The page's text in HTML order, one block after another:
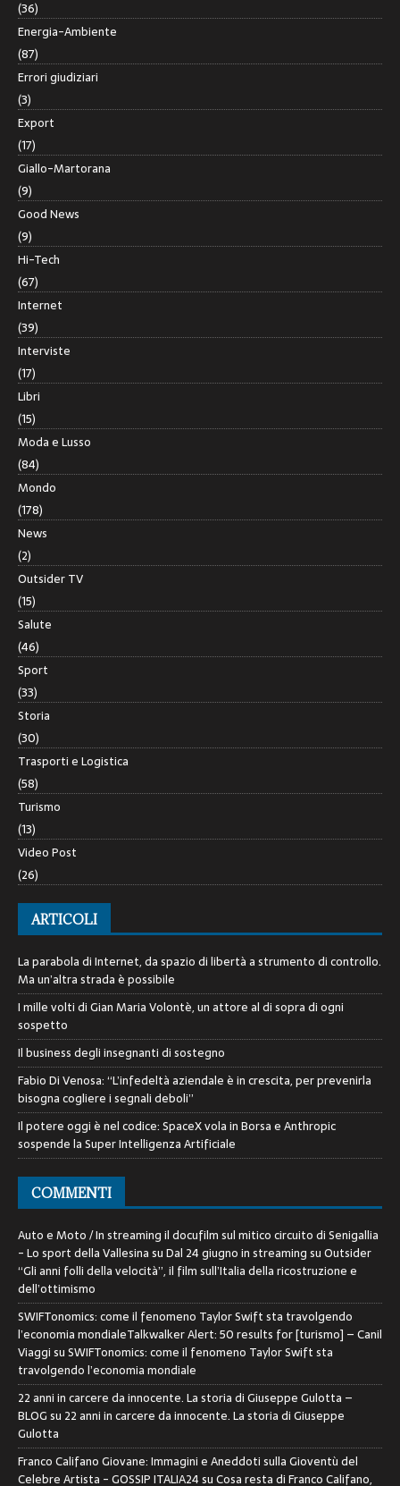
(36)
Energia-Ambiente
(87)
Errori giudiziari
(3)
Export
(17)
Giallo-Martorana
(9)
Good News
(9)
Hi-Tech
(67)
Internet
(39)
Interviste
(17)
Libri
(15)
Moda e Lusso
(84)
Mondo
(178)
News
(2)
Outsider TV
(15)
Salute
(46)
Sport
(33)
Storia
(30)
Trasporti e Logistica
(58)
Turismo
(13)
Video Post
(26)
ARTICOLI
La parabola di Internet, da spazio di libertà a strumento di controllo.
Ma un’altra strada è possibile
I mille volti di Gian Maria Volontè, un attore al di sopra di ogni
sospetto
Il business degli insegnanti di sostegno
Fabio Di Venosa: “L’infedeltà aziendale è in crescita, per prevenirla
bisogna cogliere i segnali deboli”
Il potere oggi è nel codice: SpaceX vola in Borsa e Anthropic
sospende la Super Intelligenza Artificiale
COMMENTI
Auto e Moto / In streaming il docufilm sul mitico circuito di Senigallia
- Lo sport della VallesinasuDal 24 giugno in streaming su Outsider
“Gli anni folli della velocità”, il film sull’Italia della ricostruzione e
dell’ottimismo
SWIFTonomics: come il fenomeno Taylor Swift sta travolgendo
l’economia mondialeTalkwalker Alert: 50 results for [turismo] – Canil
ViaggisuSWIFTonomics: come il fenomeno Taylor Swift sta
travolgendo l’economia mondiale
22 anni in carcere da innocente. La storia di Giuseppe Gulotta –
BLOGsu 22 anni in carcere da innocente. La storia di Giuseppe
Gulotta
Franco Califano Giovane: Immagini e Aneddoti sulla Gioventù del
Celebre Artista - GOSSIP ITALIA24suCosa resta di Franco Califano,